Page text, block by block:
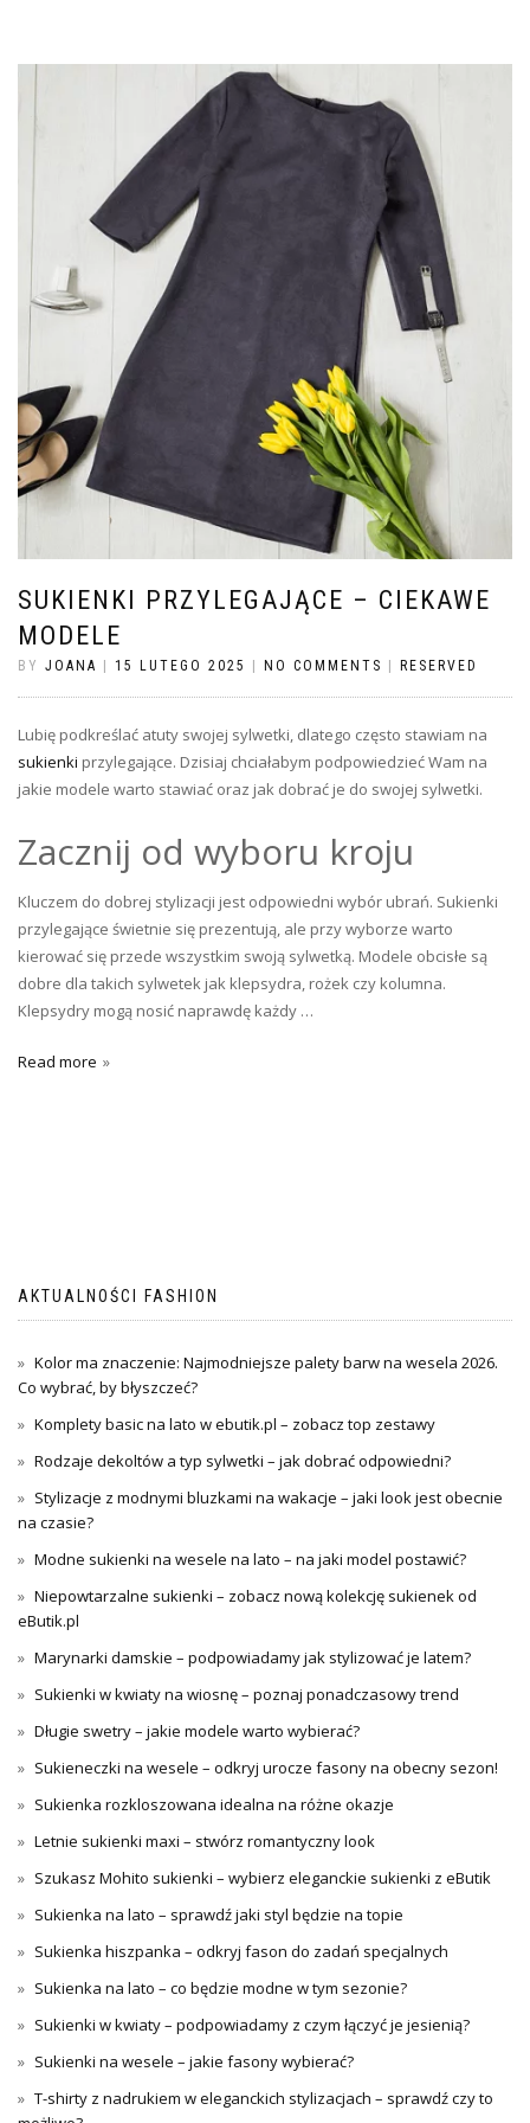
SUKIENKI PRZYLEGAJĄCE – CIEKAWE
MODELE
BY JOANA 15 LUTEGO 2025 NO COMMENTS RESERVED
Lubię podkreślać atuty swojej sylwetki, dlatego często stawiam na
sukienki przylegające. Dzisiaj chciałabym podpowiedzieć Wam na
jakie modele warto stawiać oraz jak dobrać je do swojej sylwetki.
Zacznij od wyboru kroju
Kluczem do dobrej stylizacji jest odpowiedni wybór ubrań. Sukienki
przylegające świetnie się prezentują, ale przy wyborze warto
kierować się przede wszystkim swoją sylwetką. Modele obcisłe są
dobre dla takich sylwetek jak klepsydra, rożek czy kolumna.
Klepsydry mogą nosić naprawdę każdy …
Read more
AKTUALNOŚCI FASHION
Kolor ma znaczenie: Najmodniejsze palety barw na wesela 2026.
Co wybrać, by błyszczeć?
Komplety basic na lato w ebutik.pl – zobacz top zestawy
Rodzaje dekoltów a typ sylwetki – jak dobrać odpowiedni?
Stylizacje z modnymi bluzkami na wakacje – jaki look jest obecnie
na czasie?
Modne sukienki na wesele na lato – na jaki model postawić?
Niepowtarzalne sukienki – zobacz nową kolekcję sukienek od
eButik.pl
Marynarki damskie – podpowiadamy jak stylizować je latem?
Sukienki w kwiaty na wiosnę – poznaj ponadczasowy trend
Długie swetry – jakie modele warto wybierać?
Sukieneczki na wesele – odkryj urocze fasony na obecny sezon!
Sukienka rozkloszowana idealna na różne okazje
Letnie sukienki maxi – stwórz romantyczny look
Szukasz Mohito sukienki – wybierz eleganckie sukienki z eButik
Sukienka na lato – sprawdź jaki styl będzie na topie
Sukienka hiszpanka – odkryj fason do zadań specjalnych
Sukienka na lato – co będzie modne w tym sezonie?
Sukienki w kwiaty – podpowiadamy z czym łączyć je jesienią?
Sukienki na wesele – jakie fasony wybierać?
T-shirty z nadrukiem w eleganckich stylizacjach – sprawdź czy to